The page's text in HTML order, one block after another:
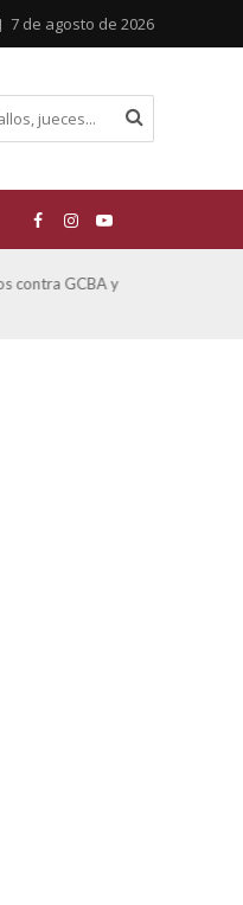
7 de agosto de 2026
contra GCBA y